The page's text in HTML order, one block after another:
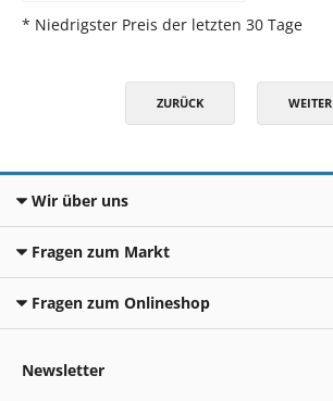
* Niedrigster Preis der letzten 30 Tage
ZURÜCK WEITER
Wir über uns
Fragen zum Markt
Fragen zum Onlineshop
Newsletter